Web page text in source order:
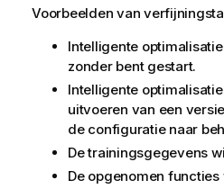
Voorbeelden van
Intelligente
zonder bent gestart.
Intelligente
uitvoeren van een
de configuratie naar
De trainingsgegevens
De opgenomen functies